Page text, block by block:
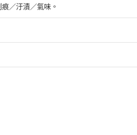
／汙漬／氣味。